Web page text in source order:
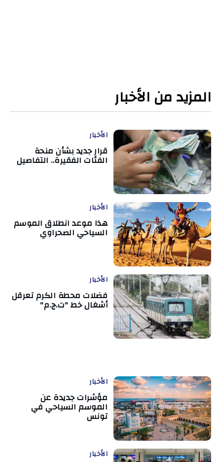
المزيد من الأخبار
الأخبار
قرار جديد بشأن منحة
الفئات الفقيرة.. التفاصيل
الأخبار
هذا موعد انطلاق الموسم
السياحي الصحراوي
الأخبار
فضلات محطة الكرم تعرقل
أشغال خط "ت.ج.م"
الأخبار
مؤشرات جديدة عن
الموسم السياحي في
تونس
الأخبار